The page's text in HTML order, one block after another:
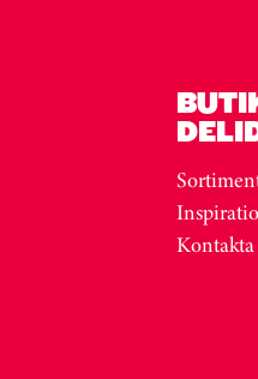
Kontakta